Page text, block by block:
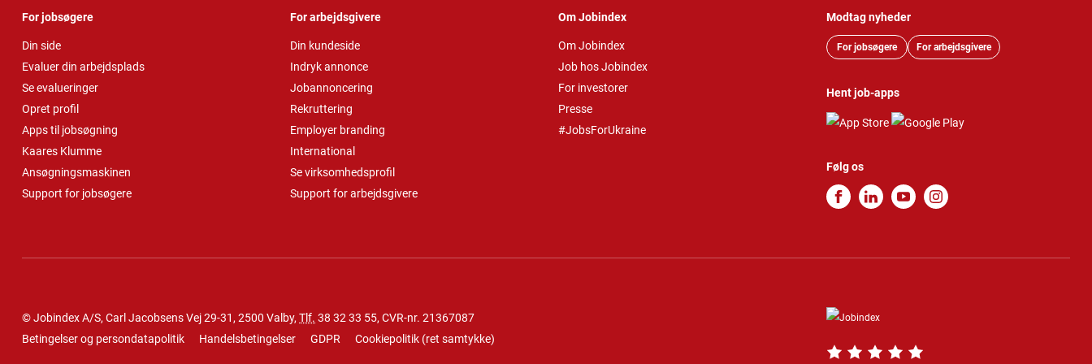
For jobsøgere
Din side
Evaluer din arbejdsplads
Se evalueringer
Opret profil
Apps til jobsøgning
Kaares Klumme
Ansøgningsmaskinen
Support for jobsøgere
For arbejdsgivere
Din kundeside
Indryk annonce
Jobannoncering
Rekruttering
Employer branding
International
Se virksomhedsprofil
Support for arbejdsgivere
Om Jobindex
Om Jobindex
Job hos Jobindex
For investorer
Presse
#JobsForUkraine
Modtag nyheder
For jobsøgere For arbejdsgivere
Hent job-apps
Følg os
© Jobindex A/S, Carl Jacobsens Vej 29-31, 2500 Valby, Tlf. 38 32 33 55, CVR-nr. 21367087
Betingelser og persondatapolitik
Handelsbetingelser GDPR Cookiepolitik (ret samtykke)